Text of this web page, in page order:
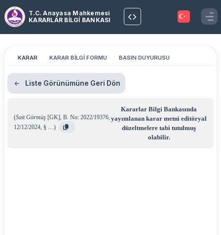
T.C. Anayasa Mahkemesi
KARARLAR BİLGİ BANKASI
KARAR KARAR BİLGİ FORMU BASIN DUYURUSU
Liste Görünümüne Geri Dön
(Sait Görmüş [GK], B. No: 2022/19376,
12/12/2024, § …)
Kararlar Bilgi Bankasında
yayımlanan karar metni editöryal
düzeltmelere tabi tutulmuş
olabilir.